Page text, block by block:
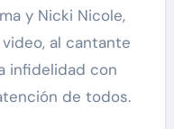
y Nicki Nicole,
al cantante
infidelidad con
de todos.